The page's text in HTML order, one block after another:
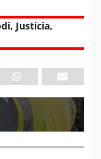
, Justicia,